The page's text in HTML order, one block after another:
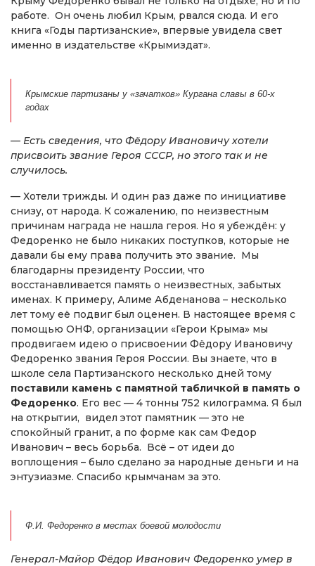
работе. Он очень любил Крым, рвался сюда. И его
книга «Годы партизанские», впервые увидела свет
именно в издательстве «Крымиздат».
Крымские партизаны у «зачатков» Кургана славы в 60-х
годах
— Есть сведения, что Фёдору Ивановичу хотели
присвоить звание Героя СССР, но этого так и не
случилось.
— Хотели трижды. И один раз даже по инициативе
снизу, от народа. К сожалению, по неизвестным
причинам награда не нашла героя. Но я убеждён: у
Федоренко не было никаких поступков, которые не
давали бы ему права получить это звание. Мы
благодарны президенту России, что
восстанавливается память о неизвестных, забытых
именах. К примеру, Алиме Абденанова – несколько
лет тому её подвиг был оценен. В настоящее время с
помощью ОНФ, организации «Герои Крыма» мы
продвигаем идею о присвоении Фёдору Ивановичу
Федоренко звания Героя России. Вы знаете, что в
школе села Партизанского несколько дней тому
поставили камень с памятной табличкой в память о
Федоренко. Его вес — 4 тонны 752 килограмма. Я был
на открытии, видел этот памятник — это не
спокойный гранит, а по форме как сам Федор
Иванович – весь борьба. Всё – от идеи до
воплощения – было сделано за народные деньги и на
энтузиазме. Спасибо крымчанам за это.
Ф.И. Федоренко в местах боевой молодости
Генерал-Майор Фёдор Иванович Федоренко умер в